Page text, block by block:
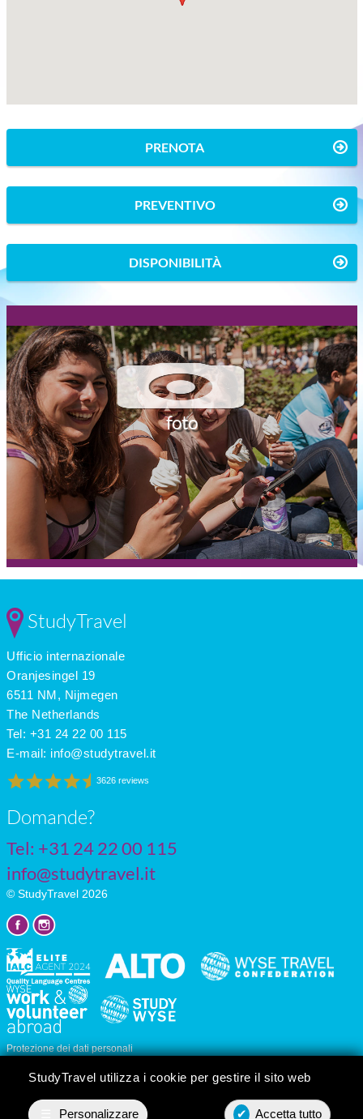
PRENOTA
PREVENTIVO
DISPONIBILITÀ
foto
StudyTravel utilizza i cookie per gestire il sito web
Personalizzare ✔ Accetta tutto
StudyTravel
Ufficio internazionale
Oranjesingel 19
6511 NM, Nijmegen
The Netherlands
Tel: +31 24 22 00 115
E-mail: info@studytravel.it
3626 reviews
Domande?
Tel: +31 24 22 00 115
info@studytravel.it
© StudyTravel 2026
Protezione dei dati personali